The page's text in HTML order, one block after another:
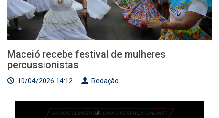
Maceió recebe festival de mulheres
percussionistas
10/04/2026 14:12 Redação